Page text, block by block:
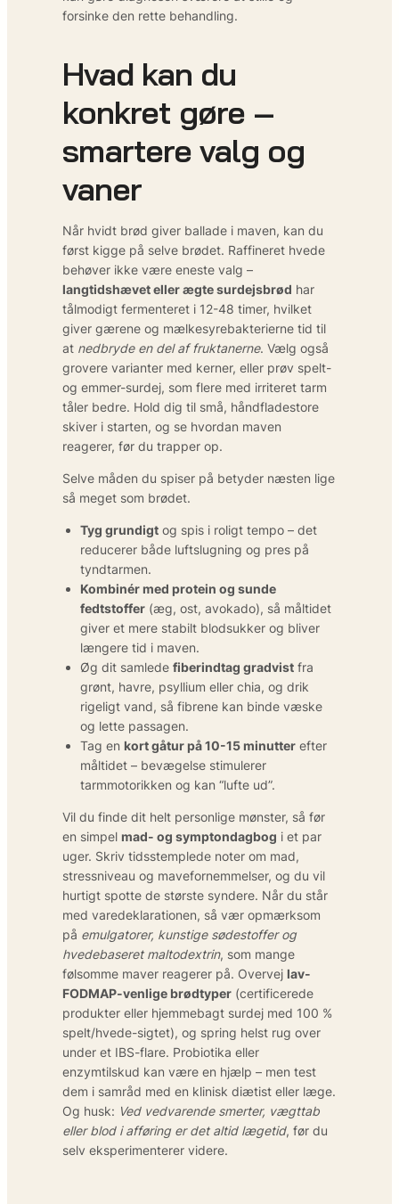
forsinke den rette behandling.
Hvad kan du
konkret gøre –
smartere valg og
vaner
Når hvidt brød giver ballade i maven, kan du
først kigge på selve brødet. Raffineret hvede
behøver ikke være eneste valg –
langtidshævet eller ægte surdejsbrød har
tålmodigt fermenteret i 12-48 timer, hvilket
giver gærene og mælkesyrebakterierne tid til
at nedbryde en del af fruktanerne. Vælg også
grovere varianter med kerner, eller prøv spelt-
og emmer-surdej, som flere med irriteret tarm
tåler bedre. Hold dig til små, håndfladestore
skiver i starten, og se hvordan maven
reagerer, før du trapper op.
Selve måden du spiser på betyder næsten lige
så meget som brødet.
Tyg grundigt og spis i roligt tempo – det
reducerer både luftslugning og pres på
tyndtarmen.
Kombinér med protein og sunde
fedtstoffer (æg, ost, avokado), så måltidet
giver et mere stabilt blodsukker og bliver
længere tid i maven.
Øg dit samlede fiberindtag gradvist fra
grønt, havre, psyllium eller chia, og drik
rigeligt vand, så fibrene kan binde væske
og lette passagen.
Tag en kort gåtur på 10-15 minutter efter
måltidet – bevægelse stimulerer
tarmmotorikken og kan “lufte ud”.
Vil du finde dit helt personlige mønster, så før
en simpel mad- og symptondagbog i et par
uger. Skriv tidsstemplede noter om mad,
stressniveau og mavefornemmelser, og du vil
hurtigt spotte de største syndere. Når du står
med varedeklarationen, så vær opmærksom
på emulgatorer, kunstige sødestoffer og
hvedebaseret maltodextrin, som mange
følsomme maver reagerer på. Overvej lav-
FODMAP-venlige brødtyper (certificerede
produkter eller hjemmebagt surdej med 100 %
spelt/hvede-sigtet), og spring helst rug over
under et IBS-flare. Probiotika eller
enzymtilskud kan være en hjælp – men test
dem i samråd med en klinisk diætist eller læge.
Og husk: Ved vedvarende smerter, vægttab
eller blod i afføring er det altid lægetid, før du
selv eksperimenterer videre.